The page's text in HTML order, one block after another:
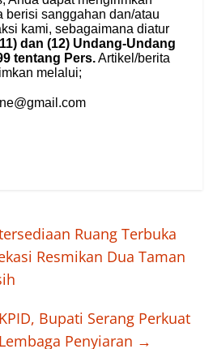
Ruang Terbuka
Resmikan Dua Taman
Bupati Serang Perkuat
Penyiaran →